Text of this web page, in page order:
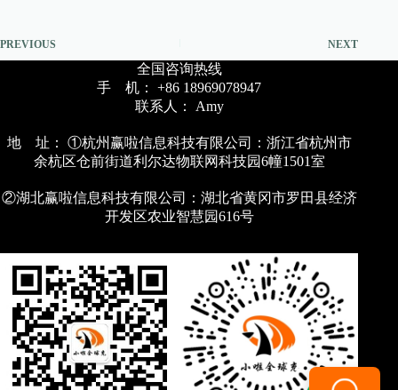
PREVIOUS NEXT
全国咨询热线
手 机： +86 18969078947
联系人： Amy
地 址： ①杭州赢啦信息科技有限公司：浙江省杭州市
余杭区仓前街道利尔达物联网科技园6幢1501室
②湖北赢啦信息科技有限公司：湖北省黄冈市罗田县经济
开发区农业智慧园616号